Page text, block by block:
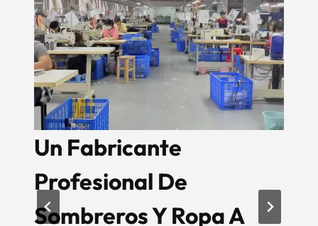
2024 Aung Crown
¡Celebración De Año
Nuevo!